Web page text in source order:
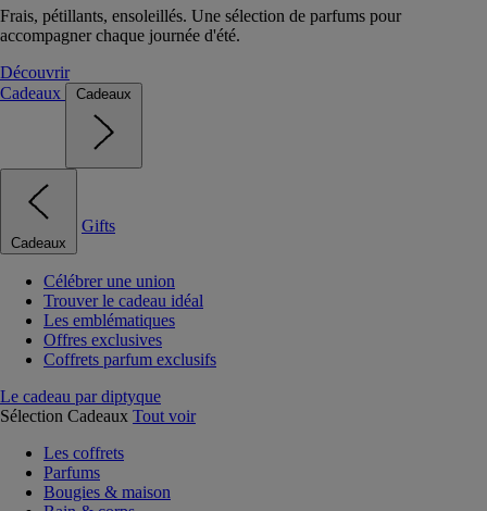
Frais, pétillants, ensoleillés. Une sélection de parfums pour
accompagner chaque journée d'été.
Découvrir
Cadeaux
Cadeaux
Cadeaux
Gifts
Célébrer une union
Trouver le cadeau idéal
Les emblématiques
Offres exclusives
Coffrets parfum exclusifs
Le cadeau par diptyque
Sélection Cadeaux Tout voir
Les coffrets
Parfums
Bougies & maison